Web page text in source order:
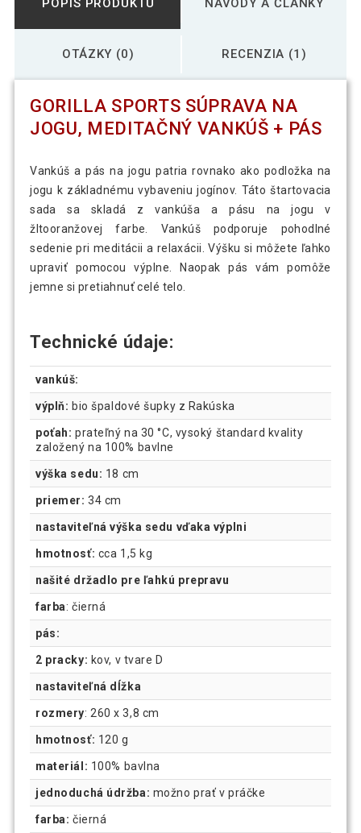
POPIS PRODUKTU NÁVODY A ČLÁNKY
OTÁZKY (0) RECENZIA (1)
GORILLA SPORTS SÚPRAVA NA
JOGU, MEDITAČNÝ VANKÚŠ + PÁS
Vankúš a pás na jogu patria rovnako ako podložka na
jogu k základnému vybaveniu jogínov. Táto štartovacia
sada sa skladá z vankúša a pásu na jogu v
žltooranžovej farbe. Vankúš podporuje pohodlné
sedenie pri meditácii a relaxácii. Výšku si môžete ľahko
upraviť pomocou výplne. Naopak pás vám pomôže
jemne si pretiahnuť celé telo.
Technické údaje:
vankúš:
výplň: bio špaldové šupky z Rakúska
poťah: prateľný na 30 °C, vysoký štandard kvality
založený na 100% bavlne
výška sedu: 18 cm
priemer: 34 cm
nastaviteľná výška sedu vďaka výplni
hmotnosť: cca 1,5 kg
našité držadlo pre ľahkú prepravu
farba: čierná
pás:
2 pracky: kov, v tvare D
nastaviteľná dĺžka
rozmery: 260 x 3,8 cm
hmotnosť: 120 g
materiál: 100% bavlna
jednoduchá údržba: možno prať v práčke
farba: čierná